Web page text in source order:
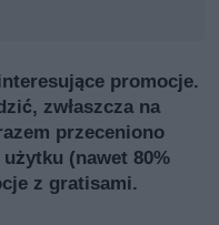
promocje.
zwłaszcza na
przeceniono
(nawet 80%
z gratisami.